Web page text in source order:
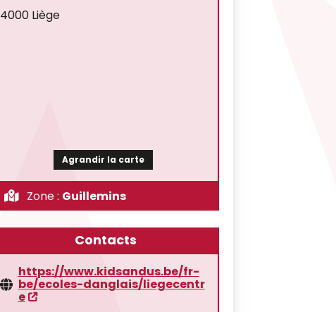
4000 Liège
Agrandir la carte
Zone : Guillemins
Contacts
https://www.kidsandus.be/fr-
be/ecoles-danglais/liegecentr
e